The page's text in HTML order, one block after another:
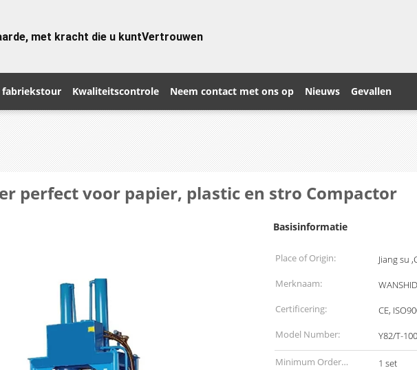
met kracht die u kuntVertrouwen
fabriekstour Kwaliteitscontrole Neem contact met ons op Nieuws Gevallen
perfect voor papier, plastic en stro Compactor
Basisinformatie
Place of Origin:
Jiang su
Merknaam:
Certificering:
CE,
Model Number:
Y82/T-
Minimum Order
1 set